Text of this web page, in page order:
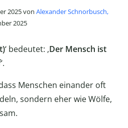
2025 von Alexander Schnorbusch,
2025
‘ bedeutet: ‚Der Mensch ist
‘.
Menschen einander oft
sondern eher wie Wölfe,